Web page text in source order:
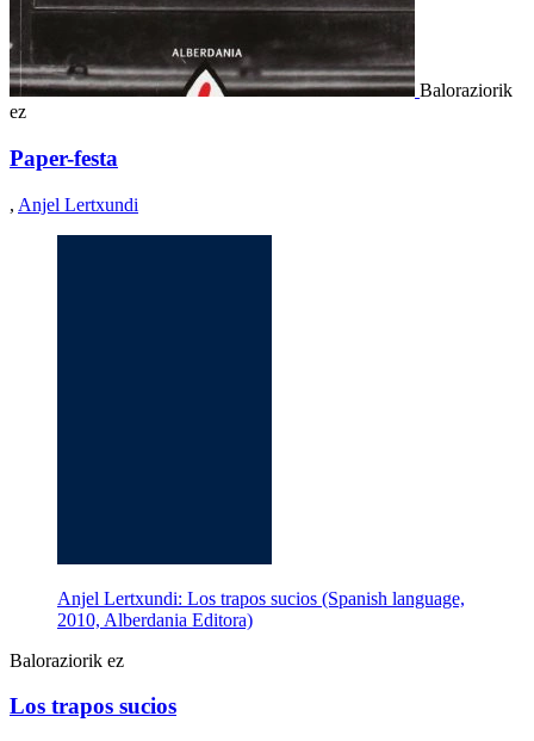
Baloraziorik
ez
Paper-festa
, Anjel Lertxundi
Anjel Lertxundi: Los trapos sucios (Spanish language,
2010, Alberdania Editora)
Baloraziorik ez
Los trapos sucios